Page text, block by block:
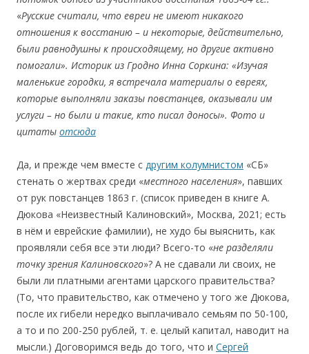
«Русские считали, что евреи не имеют никакого
отношения к восстанию – и некоторые, действительно,
были равнодушны к происходящему, но другие активно
помогали». Историк из Гродно Инна Соркина: «Изучая
маленькие городки, я встречала материалы о евреях,
которые выполняли заказы повстанцев, оказывали им
услуги – но были и такие, кто писал доносы». Фото и
цитаты отсюда
Да, и прежде чем вместе с другим колумнистом «СБ»
стенать о жертвах среди «местного населения», павших
от рук повстанцев 1863 г. (список приведен в книге А.
Дюкова «Неизвестный Калиновский», Москва, 2021; есть
в нём и еврейские фамилии), не худо бы выяснить, как
проявляли себя все эти люди? Всего-то «не разделяли
точку зрения Калиновского»? А не сдавали ли своих, не
были ли платными агентами царского правительства?
(То, что правительство, как отмечено у того же Дюкова,
после их гибели нередко выплачивало семьям по 50-100,
а то и по 200-250 рублей, т. е. целый капитал, наводит на
мысли.) Договоримся ведь до того, что и Сергей